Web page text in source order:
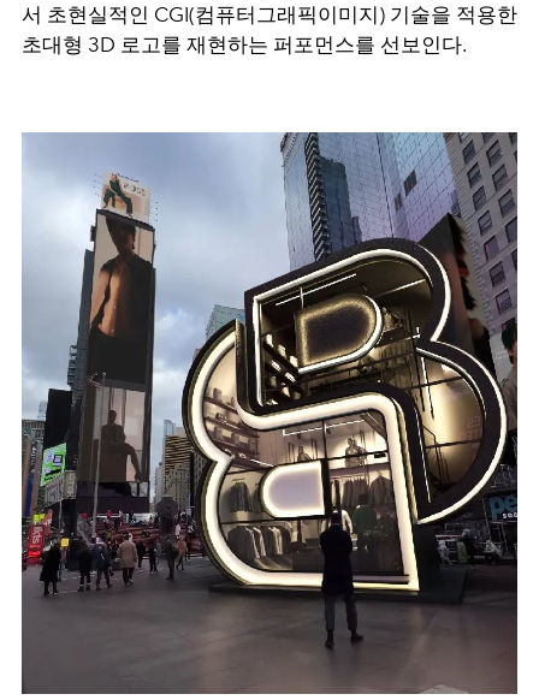
서 초현실적인 CGI(컴퓨터그래픽이미지) 기술을 적용한
초대형 3D 로고를 재현하는 퍼포먼스를 선보인다.